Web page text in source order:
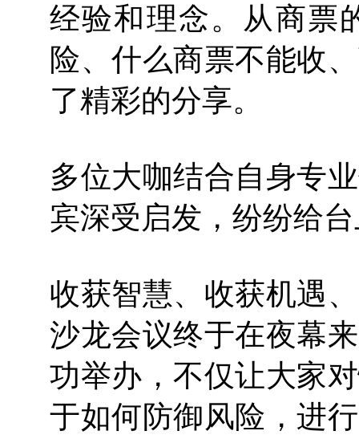
经验和理念。从商票
险、什么商票不能收
了精彩的分享。
多位大咖结合自身专
宾深受启发，纷纷给
收获智慧、收获机遇
沙龙会议终于在夜幕
功举办，不仅让大家
于如何防御风险，进